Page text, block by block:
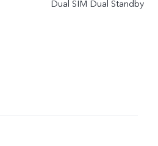
Dual SIM Dual Standby